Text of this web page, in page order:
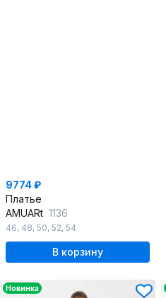
9774 ₽
Платье
AMUARt 1136
46, 48, 50, 52, 54
В корзину
Новинка